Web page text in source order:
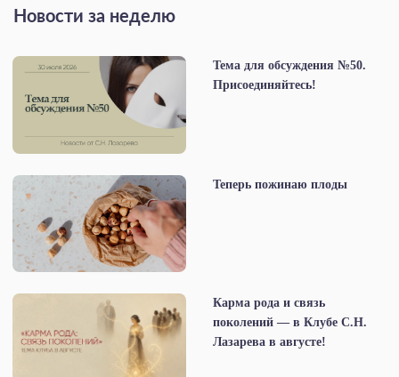
Новости за неделю
Тема для обсуждения №50.
Присоединяйтесь!
Теперь пожинаю плоды
Карма рода и связь
поколений — в Клубе С.Н.
Лазарева в августе!